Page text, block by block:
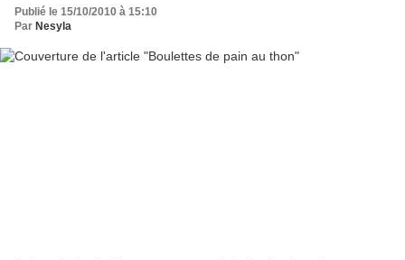
Publié le 15/10/2010 à 15:10
Par Nesyla